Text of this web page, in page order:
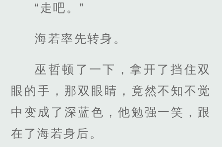
“走吧。”
海若率先转身。
巫哲顿了一下，拿开了挡住双
眼的手，那双眼睛，竟然不知不觉
中变成了深蓝色，他勉强一笑，跟
在了海若身后。